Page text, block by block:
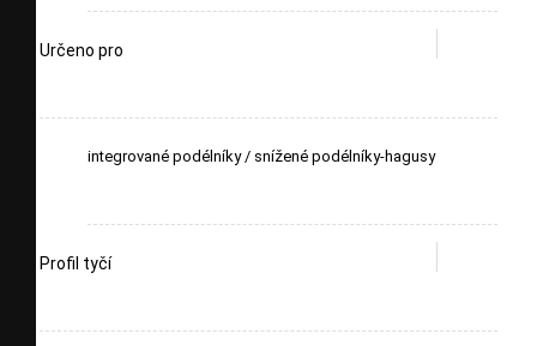
Určeno pro
integrované podélníky / snížené podélníky-hagusy
Profil tyčí